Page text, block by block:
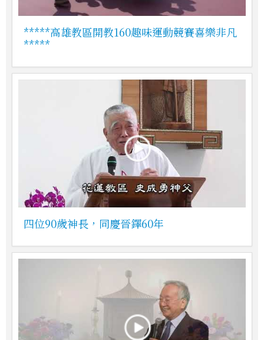
*****高雄教區開教160趣味運動競賽喜樂非凡
*****
四位90歲神長，同慶晉鐸60年